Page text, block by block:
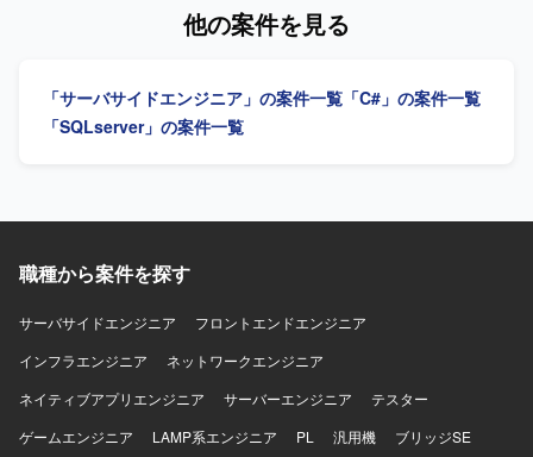
Server を使用し、開発ツールとしてVisualStudio2017およ
行っていただきます。 【求める人物像】 周囲と円滑にコミ
況に応じて柔軟に立ち回れる方にマッチしたポジションで
す。 【ポジションの魅力】 パッケージ改修における上流か
発環境】 C#、SQLServerを中心としたリースパッケージシ
他の案件を見る
「サーバサイドエンジニア」の案件一覧 「C#」の案件一覧
「SQLserver」の案件一覧
職種から案件を探す
サーバサイドエンジニア
フロントエンドエンジニア
インフラエンジニア
ネットワークエンジニア
ネイティブアプリエンジニア
サーバーエンジニア
テスター
ゲームエンジニア
LAMP系エンジニア PL 汎用機
ブリッジSE